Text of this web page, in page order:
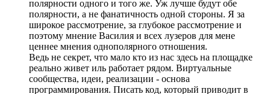
полярности одного и того же. Уж лучше будут обе
полярности, а не фанатичность одной стороны. Я за
широкое рассмотрение, за глубокое рассмотрение и
поэтому мнение Василия и всех лузеров для мене
ценнее мнения однополярного отношения.
Ведь не секрет, что мало кто из нас здесь на площадке
реально живет иль работает рядом. Виртуальные
сообщества, идеи, реализации - основа
программирования. Писать код, который приводит в